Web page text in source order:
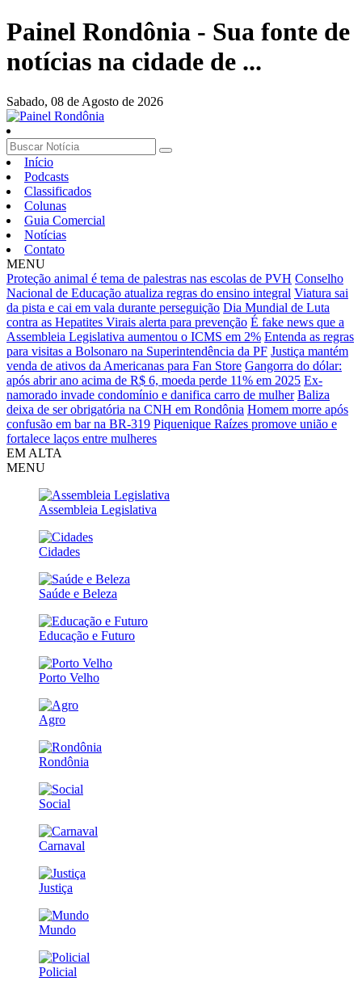
Painel Rondônia - Sua fonte de
notícias na cidade de ...
Sabado, 08 de Agosto de 2026
Início
Podcasts
Classificados
Colunas
Guia Comercial
Notícias
Contato
MENU
Proteção animal é tema de palestras nas escolas de PVH Conselho
Nacional de Educação atualiza regras do ensino integral Viatura sai
da pista e cai em vala durante perseguição Dia Mundial de Luta
contra as Hepatites Virais alerta para prevenção É fake news que a
Assembleia Legislativa aumentou o ICMS em 2% Entenda as regras
para visitas a Bolsonaro na Superintendência da PF Justiça mantém
venda de ativos da Americanas para Fan Store Gangorra do dólar:
após abrir ano acima de R$ 6, moeda perde 11% em 2025 Ex-
namorado invade condomínio e danifica carro de mulher Baliza
deixa de ser obrigatória na CNH em Rondônia Homem morre após
confusão em bar na BR-319 Piquenique Raízes promove união e
fortalece laços entre mulheres
EM ALTA
MENU
Assembleia Legislativa
Cidades
Saúde e Beleza
Educação e Futuro
Porto Velho
Agro
Rondônia
Social
Carnaval
Justiça
Mundo
Policial